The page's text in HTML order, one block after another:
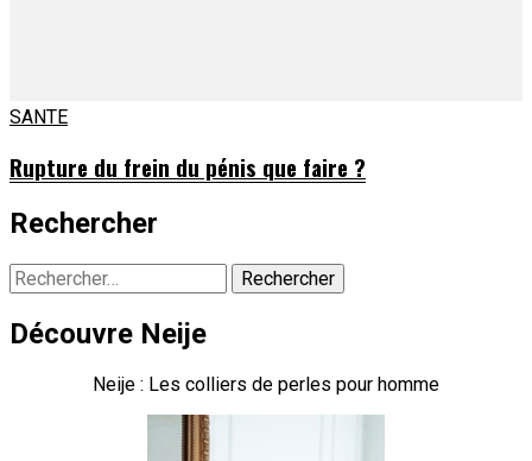
SANTE
Rupture du frein du pénis que faire ?
Rechercher
Rechercher :
Découvre Neije
Neije : Les colliers de perles pour homme